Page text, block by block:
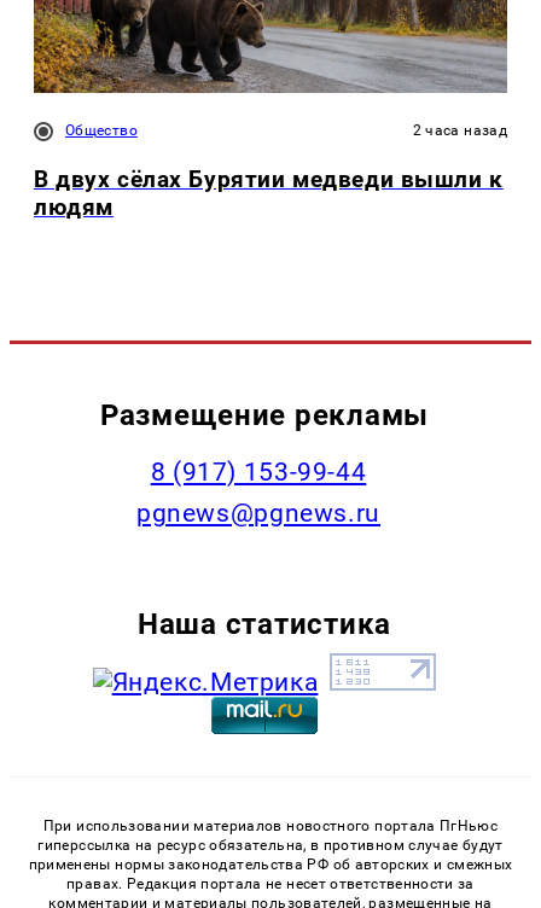
Общество 2 часа назад
В двух сёлах Бурятии медведи вышли к
людям
Размещение рекламы
‭8 (917) 153-99-44
pgnews@pgnews.ru
Наша статистика
При использовании материалов новостного портала ПгНьюс
гиперссылка на ресурс обязательна, в противном случае будут
применены нормы законодательства РФ об авторских и смежных
правах. Редакция портала не несет ответственности за
комментарии и материалы пользователей, размещенные на